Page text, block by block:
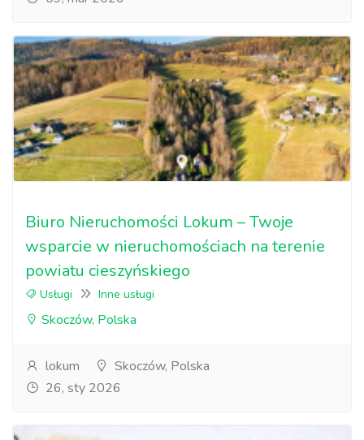
Biuro Nieruchomości Lokum – Twoje
wsparcie w nieruchomościach na terenie
powiatu cieszyńskiego
Usługi Inne usługi
Skoczów, Polska
lokum
Skoczów, Polska
26, sty 2026